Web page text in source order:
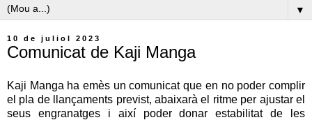
▼
10 de juliol 2023
Comunicat de Kaji Manga
Kaji Manga ha emès un comunicat que en no poder complir
el pla de llançaments previst, abaixarà el ritme per ajustar el
seus engranatges i així poder donar estabilitat de les